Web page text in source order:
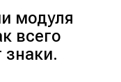
при m
через
модуля
всего